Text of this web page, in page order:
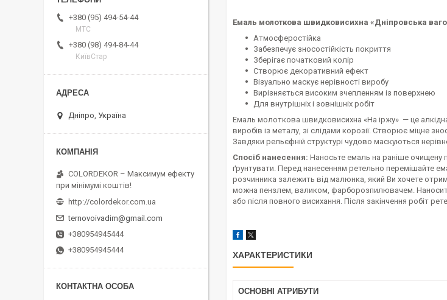
Емаль молоткова швидковисихна «Дніпровська
Атмосферостійка
Забезпечує зносостійкість покриття
Зберігає початковий колір
Створює декоративний ефект
Візуально маскує нерівності виробу
Вирізняється високим зчепленням із поверхнею
Для внутрішніх і зовнішніх робіт
Емаль молоткова швидковисихна «На іржу» — це
виробів із металу, зі слідами корозії. Створює міцне
Завдяки рельєфній структурі чудово маскуються
Спосіб нанесення: Наносьте емаль на раніше очищену
ґрунтувати. Перед нанесенням ретельно перемішайте
розчинника залежить від малюнка, який Ви хочете
можна пензлем, валиком, фарборозпилювачем.
або після повного висихання. Після закінчення робіт
ХАРАКТЕРИСТИКИ
ОСНОВНІ АТРИБУТИ
+380 (95) 494-54-44
МТС
+380 (98) 494-84-44
КиївСтар
Дніпро, Україна
COLORDEKOR – Максимум ефекту
при мінімумі коштів!
http://colordekor.com.ua
ternovoivadim@gmail.com
+380954945444
+380954945444